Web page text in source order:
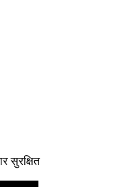
सुरक्षित